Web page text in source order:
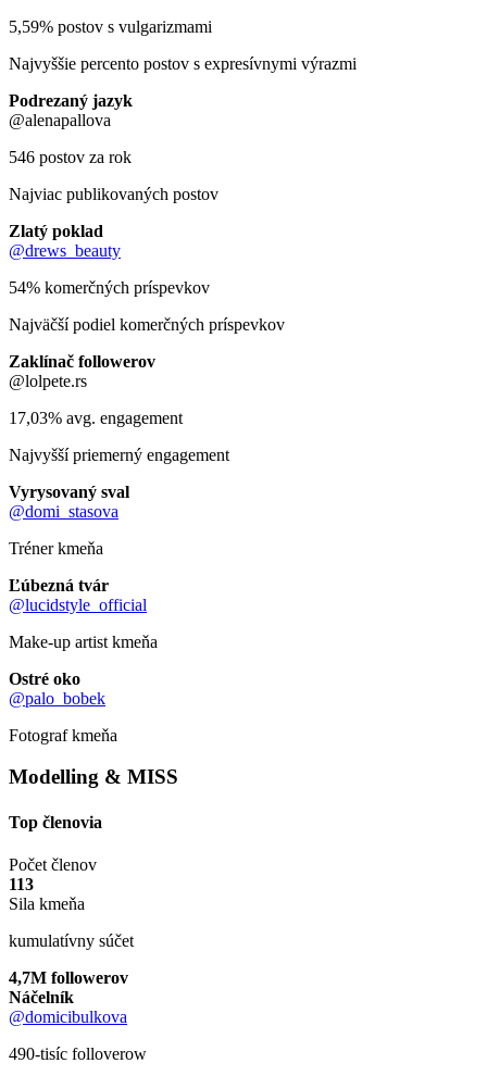
5,59% postov s vulgarizmami
Najvyššie percento postov s expresívnymi výrazmi
Podrezaný jazyk
@alenapallova
546 postov za rok
Najviac publikovaných postov
Zlatý poklad
@drews_beauty
54% komerčných príspevkov
Najväčší podiel komerčných príspevkov
Zaklínač followerov
@lolpete.rs
17,03% avg. engagement
Najvyšší priemerný engagement
Vyrysovaný sval
@domi_stasova
Tréner kmeňa
Ľúbezná tvár
@lucidstyle_official
Make-up artist kmeňa
Ostré oko
@palo_bobek
Fotograf kmeňa
Modelling & MISS
Top členovia
Počet členov
113
Sila kmeňa
kumulatívny súčet
4,7M followerov
Náčelník
@domicibulkova
490-tisíc folloverow